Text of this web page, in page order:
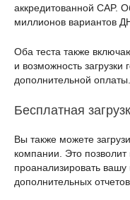
аккредитованной CAP.
миллионов вариантов
Оба теста также
и возможность загрузки
дополнительной оплаты.
Бесплатная
Вы также можете
компании. Это
проанализировать
дополнительных